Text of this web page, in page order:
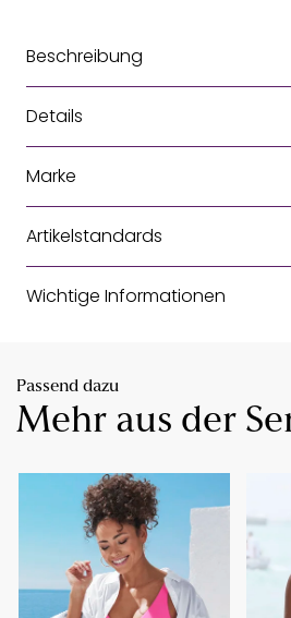
Beschreibung
Details
Marke
Artikelstandards
Wichtige Informationen
Passend dazu
Mehr aus der